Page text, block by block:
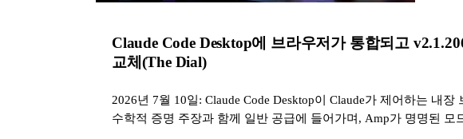
Claude Code Desktop에 브라우저가 통합되고
교체(The Dial)
2026년 7월 10일: Claude Code Desktop이 Claude가 제어하는 내
수학적 증명 주장과 함께 일반 공급에 들어가며, Amp가 명명된 모